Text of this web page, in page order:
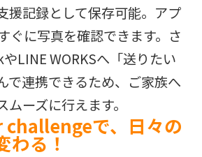
援記録として保存可能。アプ
ぐに写真を確認できます。さ
LINE WORKSへ「送りたい
で連携できるため、ご家族へ
ーズに行えます。
で、日々の
わる！